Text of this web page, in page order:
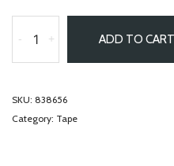
- + ADD TO CART
SKU: 838656
Category: Tape